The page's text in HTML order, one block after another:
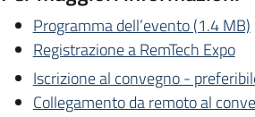
Programma dell’evento (1.4 MB)
Registrazione a RemTech Expo
Iscrizione al convegno -
Collegamento da remoto al